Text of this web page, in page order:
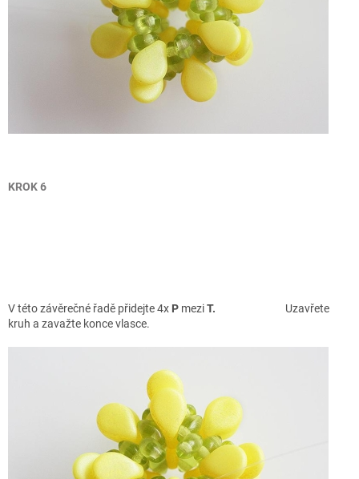
KROK 6
V této závěrečné řadě přidejte 4x P meziT. Uzavřete
kruh a zavažte konce vlasce.